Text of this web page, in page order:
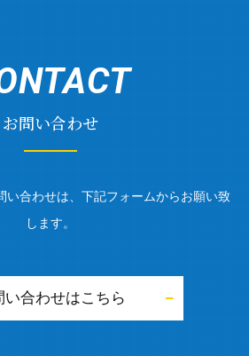
お問い合わせ
い合わせは、下記フォームからお願い致
します。
い合わせはこちら